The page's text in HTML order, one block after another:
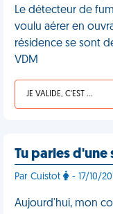
Le détecteur de
voulu aérer en
résidence se sont
VDM
JE VALIDE, C'EST UNE VDM
Tu parles d'une
Par Cuistot - 17/10/
Aujourd'hui, mon